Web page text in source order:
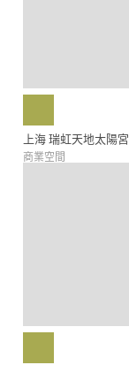
上海 瑞虹天地太陽宮
商業空間